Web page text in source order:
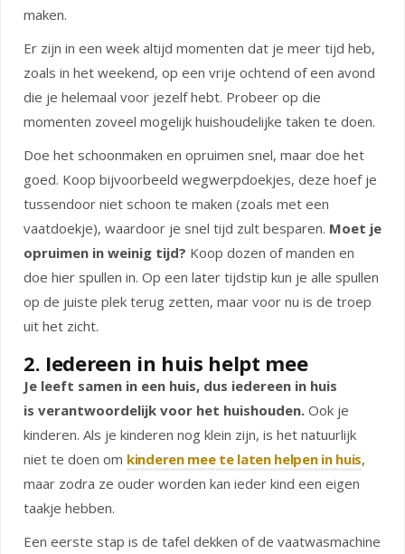
maken.
Er zijn in een week altijd momenten dat je meer tijd heb,
zoals in het weekend, op een vrije ochtend of een avond
die je helemaal voor jezelf hebt. Probeer op die
momenten zoveel mogelijk huishoudelijke taken te doen.
Doe het schoonmaken en opruimen snel, maar doe het
goed. Koop bijvoorbeeld wegwerpdoekjes, deze hoef je
tussendoor niet schoon te maken (zoals met een
vaatdoekje), waardoor je snel tijd zult besparen. Moet je
opruimen in weinig tijd? Koop dozen of manden en
doe hier spullen in. Op een later tijdstip kun je alle spullen
op de juiste plek terug zetten, maar voor nu is de troep
uit het zicht.
2. Iedereen in huis helpt mee
Je leeft samen in een huis, dus iedereen in huis
is verantwoordelijk voor het huishouden. Ook je
kinderen. Als je kinderen nog klein zijn, is het natuurlijk
niet te doen om kinderen mee te laten helpen in huis,
maar zodra ze ouder worden kan ieder kind een eigen
taakje hebben.
Een eerste stap is de tafel dekken of de vaatwasmachine